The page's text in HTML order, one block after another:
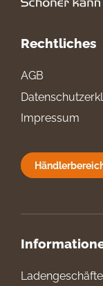
Rechtliches
AGB
Impressum
Ladengeschäfte